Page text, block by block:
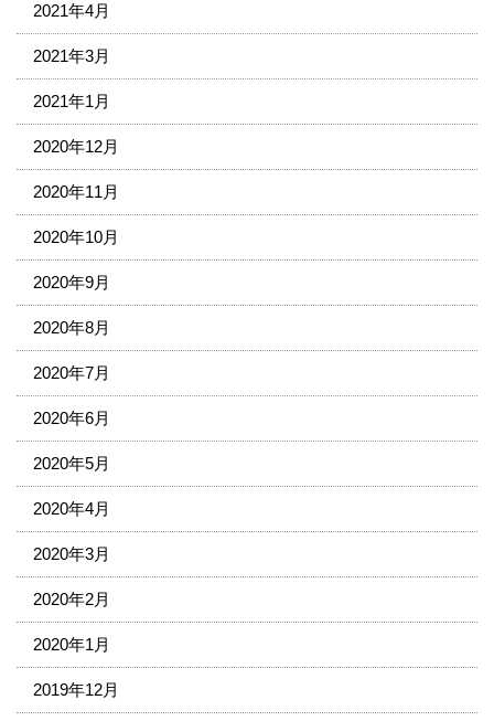
2021年4月
2021年3月
2021年1月
2020年12月
2020年11月
2020年10月
2020年9月
2020年8月
2020年7月
2020年6月
2020年5月
2020年4月
2020年3月
2020年2月
2020年1月
2019年12月